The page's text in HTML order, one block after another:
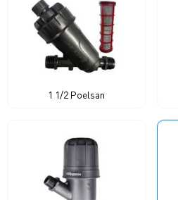
1 1/2 Poelsan